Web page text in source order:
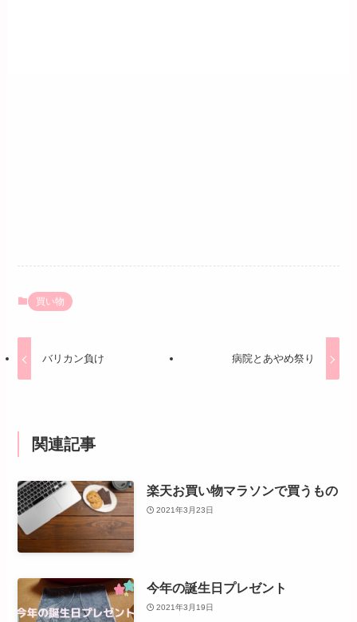
買い物
バリカン負け 病院とあやめ祭り
関連記事
楽天お買い物マラソンで買うもの
2021年3月23日
今年の誕生日プレゼント
2021年3月19日